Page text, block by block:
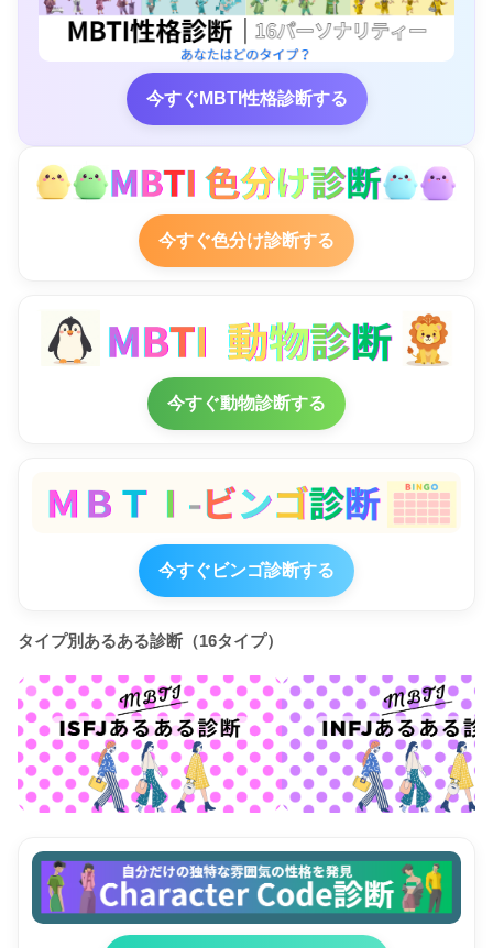
今すぐMBTI性格診断する
今すぐ色分け診断する
今すぐ動物診断する
今すぐビンゴ診断する
タイプ別あるある診断（16タイプ）